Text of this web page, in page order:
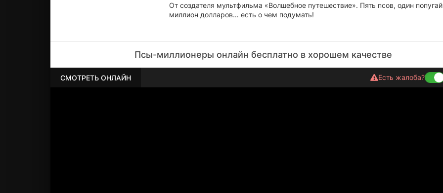
От создателя мультфильма «Волшебное путешествие». Пять псов, один
миллион долларов… есть о чем подумать!
Псы-миллионеры онлайн бесплатно в хорошем качестве
СМОТРЕТЬ ОНЛАЙН Есть жалоба?